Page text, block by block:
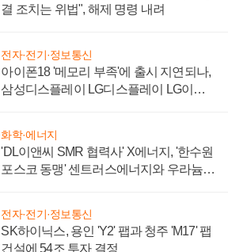
결 조치는 위법", 해제 명령 내려
전자·전기·정보통신
아이폰18 '메모리 부족'에 출시 지연되나,
삼성디스플레이 LG디스플레이 LG이노
화학·에너지
'DL이앤씨 SMR 협력사' X에너지, '한수원
포스코 동맹' 센트러스에너지와 우라늄
전자·전기·정보통신
SK하이닉스, 용인 'Y2' 팹과 청주 'M17' 팹
건설에 54조 투자 결정